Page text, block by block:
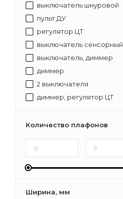
выключатель шнуровой
пульт ДУ
регулятор ЦТ
выключатель сенсорный
выключатель, диммер
диммер
2 выключателя
диммер, регулятор ЦТ
Количество плафонов
Ширина, мм